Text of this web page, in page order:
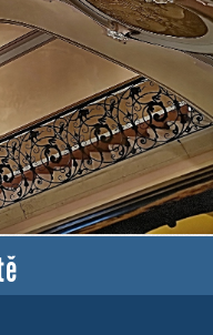
webu?